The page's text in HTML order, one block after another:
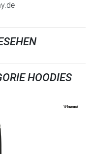
HOODIES